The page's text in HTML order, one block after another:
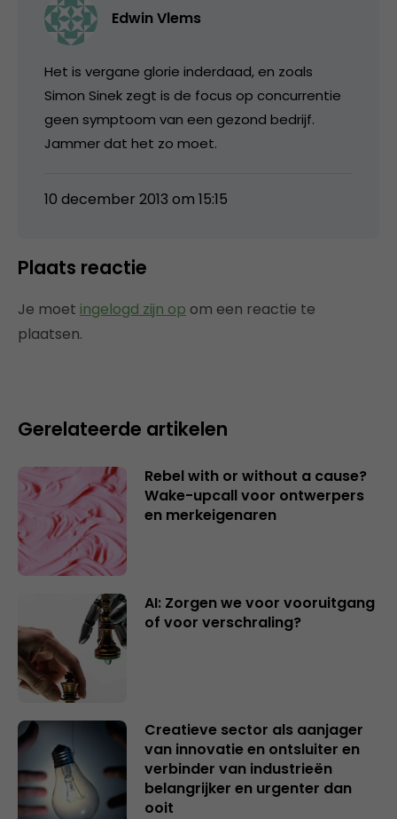
Edwin Vlems
Het is vergane glorie inderdaad, en zoals
Simon Sinek zegt is de focus op concurrentie
geen symptoom van een gezond bedrijf.
Jammer dat het zo moet.
10 december 2013 om 15:15
Plaats reactie
Je moet ingelogd zijn op om een reactie te
plaatsen.
Gerelateerde artikelen
Rebel with or without a cause?
Wake-upcall voor ontwerpers
en merkeigenaren
AI: Zorgen we voor vooruitgang
of voor verschraling?
Creatieve sector als aanjager
van innovatie en ontsluiter en
verbinder van industrieën
belangrijker en urgenter dan
ooit